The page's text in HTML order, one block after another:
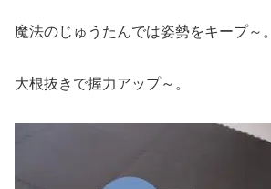
魔法のじゅうたんでは姿勢をキープ～。
大根抜きで握力アップ～。